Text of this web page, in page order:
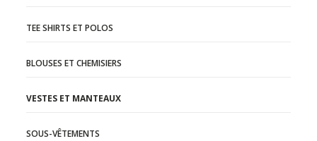
TEE SHIRTS ET POLOS
BLOUSES ET CHEMISIERS
VESTES ET MANTEAUX
SOUS-VÊTEMENTS